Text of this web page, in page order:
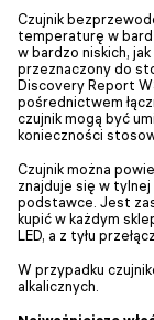
Czujnik
temperaturę w
w bardzo niskich,
przeznaczony do
Discovery Report
pośrednictwem
czujnik mogą być
konieczności
Czujnik można
znajduje się w
podstawce. Jest
kupić w każdym
LED, a z tyłu
W przypadku
alkalicznych.